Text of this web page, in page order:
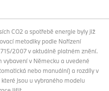
CO2 a spotřebě energie byly již
metodiky podle Nařízení
2007 v aktuálně platném znění.
vybavení v Německu a uvedené
nebo manuální) a rozdíly v
jsou u vybraného modelu